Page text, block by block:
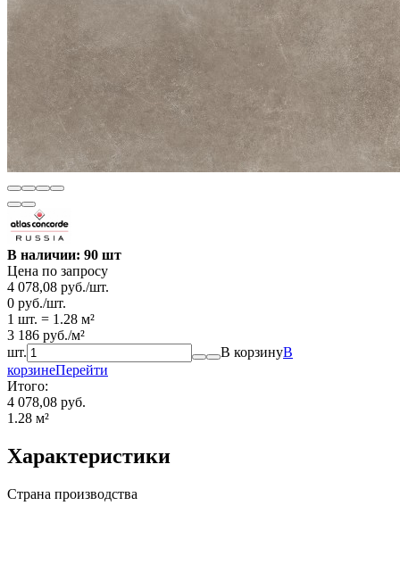
В наличии: 90 шт
Цена по запросу
4 078,08 руб./шт.
0 руб./шт.
1 шт. = 1.28 м²
3 186 руб./м²
шт.
В корзинуВ
корзинеПерейти
Итого:
4 078,08 руб.
1.28 м²
Характеристики
Страна производства